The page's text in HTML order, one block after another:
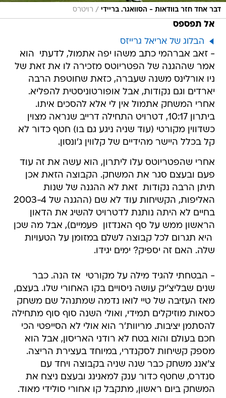
דבר אחד חזר בוודאות - הסוואגר. בריידי / רויטרס
אל תפספס
הבלוג של אריאל גרייזס
- זאב אברהמי כתב משהו יפה אתמול, לדעתי  הוא
אמר שההגנה של הפטריוטס מזכירה לו את זאת של
ניו אורלינס משנה שעברה, כזאת שחוטפת הרבה
יארדים וגם נקודות, אבל אופורטוניסטית להפליא.
אחרי המשחק אתמול אין לי אלא להסכים איתו.
ביתרון 10:17, דטרויט התחילה דרייב שנראה מצוין
כשדווין מקורטי (עוד שניה ניגע גם בו) חטף כדור לא
קל בכלל היישר מהידיים של קלווין ג'ונסון.
אחרי שהפטריוטס עלו ליתרון, הוא עשה את זה עוד
פעם ובעצם סגר את המשחק. הקבוצה הזאת אכן
תיתן הרבה נקודות  זאת לא ההגנה של שנות
האליפות, הקשיחות עוד לא שם (ההגנה של 2003-4
בחיים לא היתה נותנת לדטרויט להשיג את הדאון
הראשון ממש על סף האנדזון  פעמיים), אבל מה שכן
 היא תגרום לכל קבוצה לשלם במזומן על הטעויות
שלה. האם זה יספיק? ימים יגידו.
- הבטחתי להגיד מילה על מקורטי  אז הנה. כבר
שנים שבליצ'יק עושה ניסויים בקו האחורי שלו. בעצם,
מאז העזיבה של טיי לואו נדמה שמתנהל שם משחק
כסאות מוזיקלים תמידי, ואולי השנה סוף סוף מתחילה
להסתמן יציבות. מריוות'ר הוא אולי לא הסייפטי הכי
חכם בעולם והוא בטח לא רודני האריסון, אבל הוא
מספק קשיחות לסקנדרי, במיוחד בעצירת הריצה.
צ'אנג משחק כבר שנה שניה בקבוצה ויחד עם
סנדרס, שחטף כדור ענק למאנינג ובעצם ניצח את
המשחק ביום ראשון, מתקבל קו אחורי סולידי מאוד.